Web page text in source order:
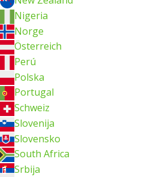
Nigeria
Norge
Österreich
Perú
Polska
Portugal
Schweiz
Slovenija
Slovensko
South Africa
Srbija